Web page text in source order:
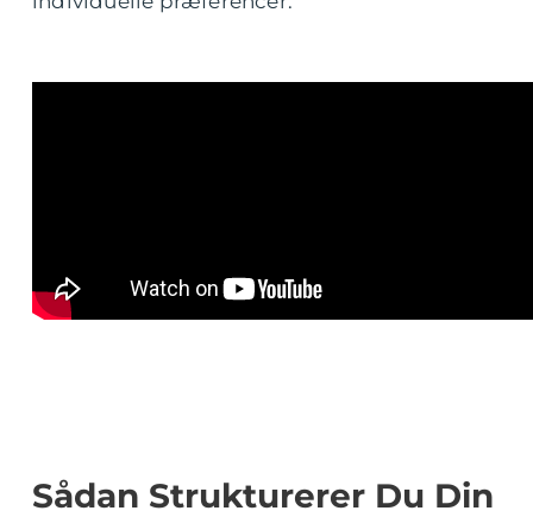
Sådan Strukturerer Du Din